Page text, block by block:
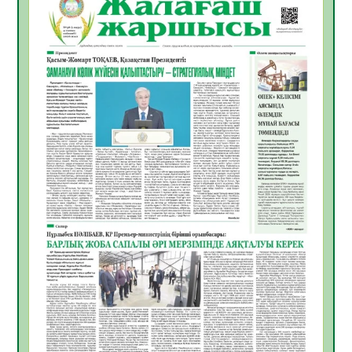
Инфекциялық ауруларға қарсы иммундау
жұмыстарының тиімділігі
06.08.2026
31
Көкжөтел ауруы туралы
06.08.2026
28
АПВ вакцинасы туралы мәлімет
06.08.2026
29
Open Air: Қызылорда облысы полиция
департаменті 20 мыңнан астам
көрерменнің қауіпсіздігін қамтамасыз етті
06.08.2026
40
ҚЫЗЫЛОРДАДА «САНАЛЫ ҰРПАҚ –
ЖАРҚЫН БОЛАШАҚ» АТТЫ КЕҢЕЙТІЛГЕН
МӘЖІЛІС ӨТТІ
05.08.2026
41